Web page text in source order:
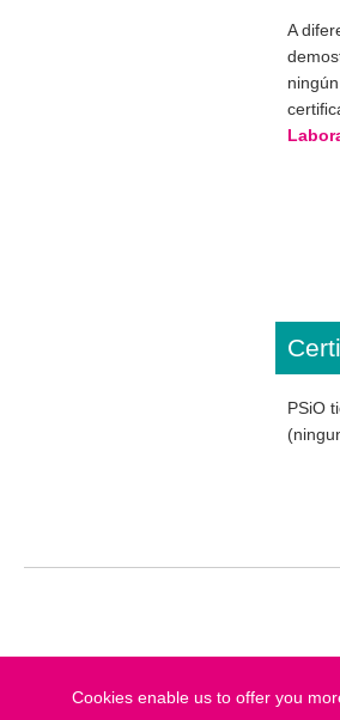
A
PSiO
Cookies enable us to offer you